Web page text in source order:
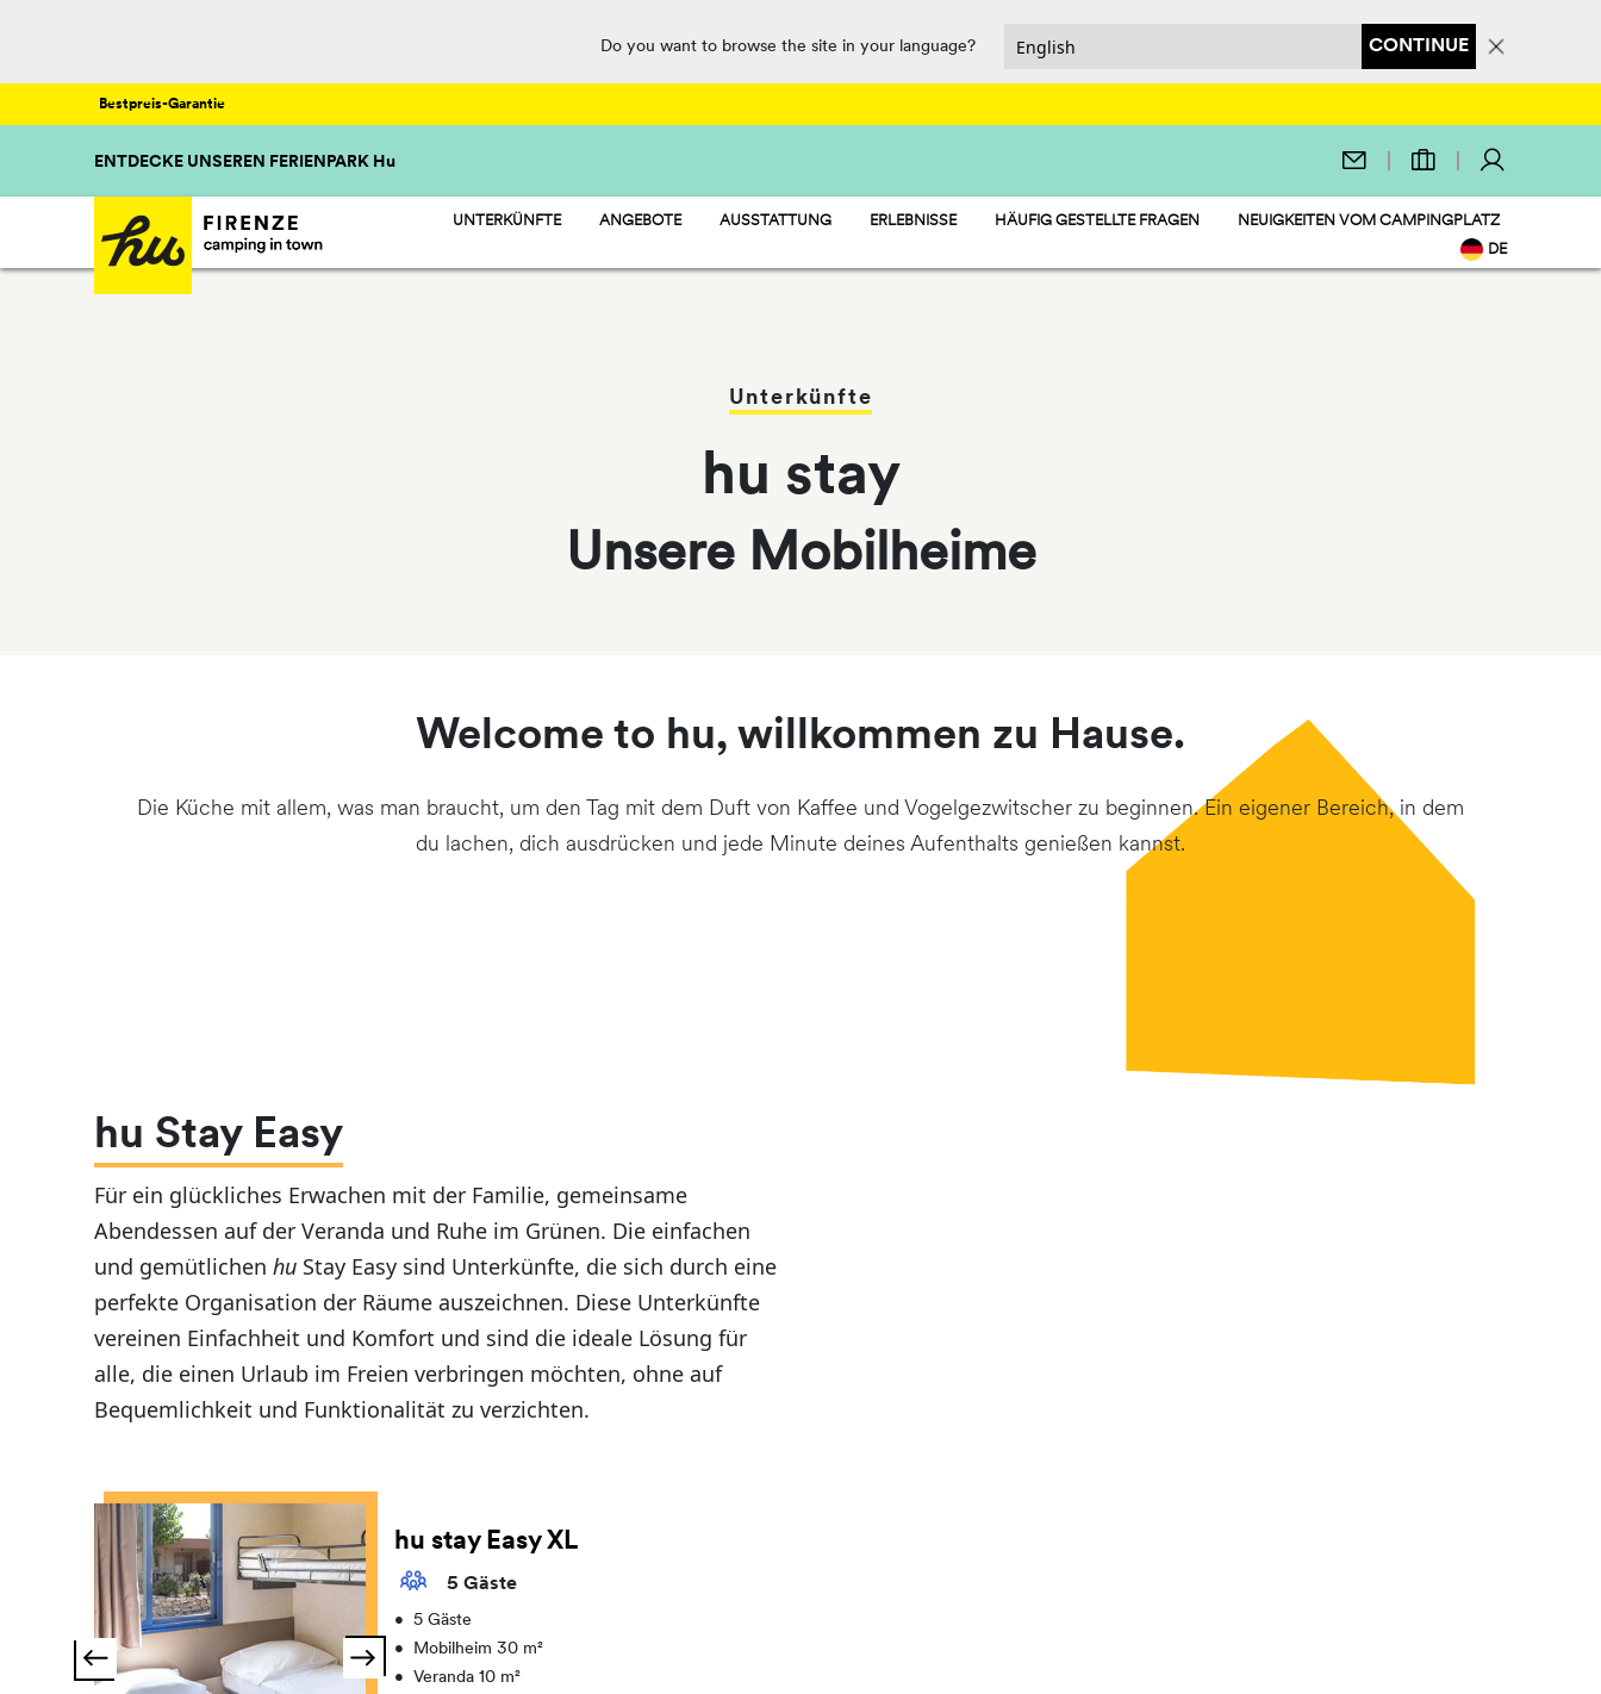
Do you want to browse the site in your language? CONTINUE
Bestpreis-Garantie
ENTDECKE UNSEREN FERIENPARK Hu
UNTERKÜNFTE ANGEBOTE AUSSTATTUNG ERLEBNISSE HÄUFIG GESTELLTE FRAGEN
NEUIGKEITEN VOM CAMPINGPLATZ
DE
Unterkünfte
hu stay
Unsere Mobilheime
Welcome to hu, willkommen zu Hause.
Die Küche mit allem, was man braucht, um den Tag mit dem Duft von Kaffee und Vogelgezwitscher zu beginnen. Ein eigener Bereich, in dem
du lachen, dich ausdrücken und jede Minute deines Aufenthalts genießen kannst.
hu Stay Easy
Für ein glückliches Erwachen mit der Familie, gemeinsame
Abendessen auf der Veranda und Ruhe im Grünen. Die einfachen
und gemütlichenhu Stay Easy sind Unterkünfte, die sich durch eine
perfekte Organisation der Räume auszeichnen. Diese Unterkünfte
vereinen Einfachheit und Komfort und sind die ideale Lösung für
alle, die einen Urlaub im Freien verbringen möchten, ohne auf
Bequemlichkeit und Funktionalität zu verzichten.
hu stay Easy XL
5 Gäste
•
5 Gäste
•
Mobilheim 30 m²
•
Veranda 10 m²